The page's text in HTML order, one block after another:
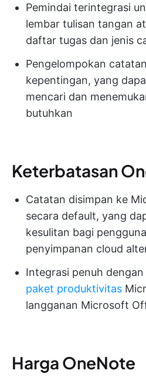
Pemindai terintegrasi
lembar tulisan tangan
daftar tugas dan jenis
Pengelompokan
kepentingan, yang
mencari dan
butuhkan
Keterbatasan
Catatan disimpan ke
secara default, yang
kesulitan bagi
penyimpanan cloud
Integrasi penuh
paket produktivitas
langganan Microsoft
Harga OneNote